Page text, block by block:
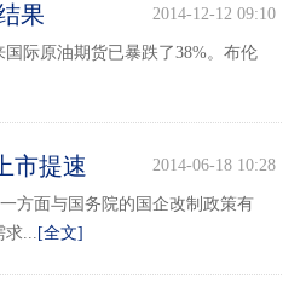
果 2014-12-12 09:10
际原油期货已暴跌了38%。布伦
市提速 2014-06-18 10:28
方面与国务院的国企改制政策有
求... [全文]